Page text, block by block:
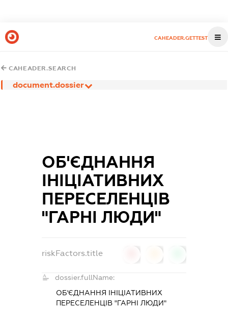
CAHEADER.GETTEST
CAHEADER.SEARCH
document.dossier
ОБ'ЄДНАННЯ
ІНІЦІАТИВНИХ
ПЕРЕСЕЛЕНЦІВ
"ГАРНІ ЛЮДИ"
riskFactors.title
dossier.fullName:
ОБ'ЄДНАННЯ ІНІЦІАТИВНИХ
ПЕРЕСЕЛЕНЦІВ "ГАРНІ ЛЮДИ"